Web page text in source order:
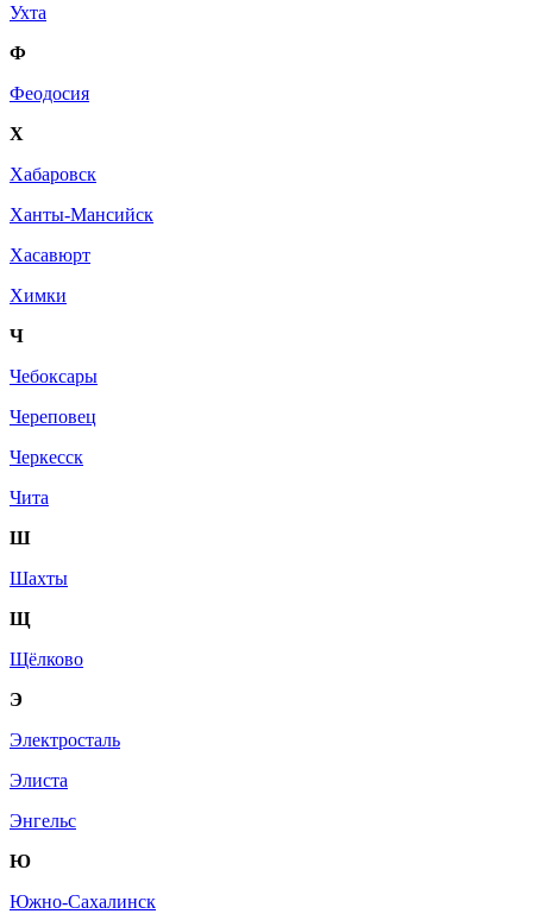
Ухта
Ф
Феодосия
Х
Хабаровск
Ханты-Мансийск
Хасавюрт
Химки
Ч
Чебоксары
Череповец
Черкесск
Чита
Ш
Шахты
Щ
Щёлково
Э
Электросталь
Элиста
Энгельс
Ю
Южно-Сахалинск